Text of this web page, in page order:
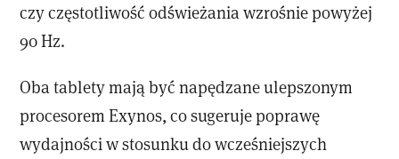
czy częstotliwość odświeżania wzrośnie powyżej
90 Hz.
Oba tablety mają być napędzane ulepszonym
procesorem Exynos, co sugeruje poprawę
wydajności w stosunku do wcześniejszych